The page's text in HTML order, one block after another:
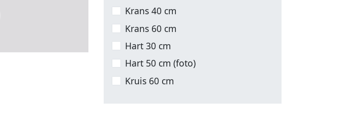
Krans 40 cm
Krans 60 cm
Hart 30 cm
Hart 50 cm (foto)
Kruis 60 cm